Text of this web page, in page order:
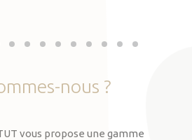
nous ?
vous propose une gamme